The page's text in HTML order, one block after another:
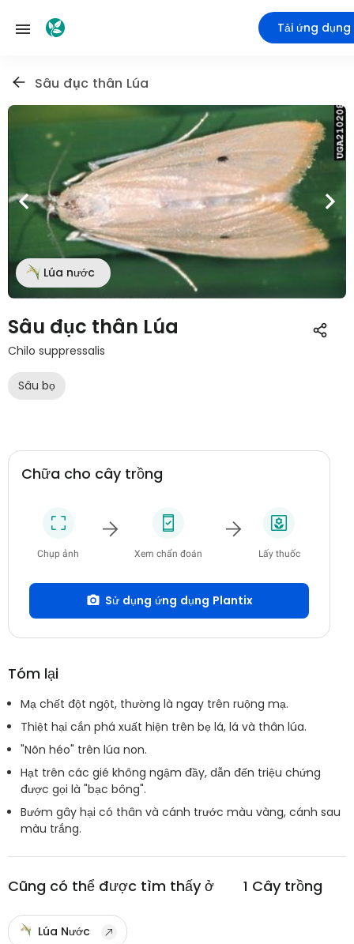
Tải ứng dụng
Sâu đục thân Lúa
Lúa nước
Sâu đục thân Lúa
Chilo suppressalis
Sâu bọ
Chữa cho cây trồng
Chụp ảnh Xem chẩn đoán Lấy thuốc
Sử dụng ứng dụng Plantix
Tóm lại
Mạ chết đột ngột, thường là ngay trên ruộng mạ.
Thiệt hại cắn phá xuất hiện trên bẹ lá, lá và thân lúa.
"Nõn héo" trên lúa non.
Hạt trên các gié không ngậm đầy, dẫn đến triệu chứng
được gọi là "bạc bông".
Bướm gây hại có thân và cánh trước màu vàng, cánh sau
màu trắng.
Cũng có thể được tìm thấy ở 1 Cây trồng
Lúa Nước